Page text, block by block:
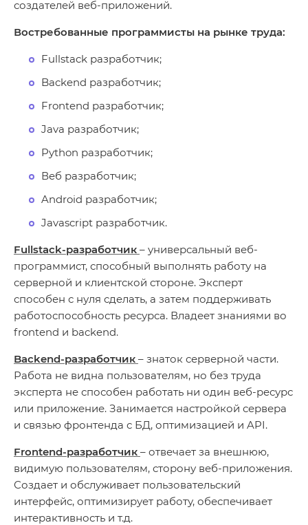
создателей веб-приложений.
Востребованные программисты на рынке труда:
Fullstack разработчик;
Backend разработчик;
Frontend разработчик;
Java разработчик;
Python разработчик;
Веб разработчик;
Android разработчик;
Javascript разработчик.
Fullstack-разработчик – универсальный веб-
программист, способный выполнять работу на
серверной и клиентской стороне. Эксперт
способен с нуля сделать, а затем поддерживать
работоспособность ресурса. Владеет знаниями во
frontend и backend.
Backend-разработчик – знаток серверной части.
Работа не видна пользователям, но без труда
эксперта не способен работать ни один веб-ресурс
или приложение. Занимается настройкой сервера
и связью фронтенда с БД, оптимизацией и API.
Frontend-разработчик – отвечает за внешнюю,
видимую пользователям, сторону веб-приложения.
Создает и обслуживает пользовательский
интерфейс, оптимизирует работу, обеспечивает
интерактивность и т.д.